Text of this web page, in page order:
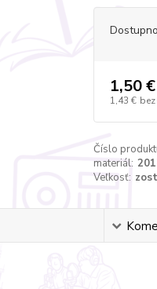
1,50 €
1,43 €
Číslo
materiál:
Veľkosť: